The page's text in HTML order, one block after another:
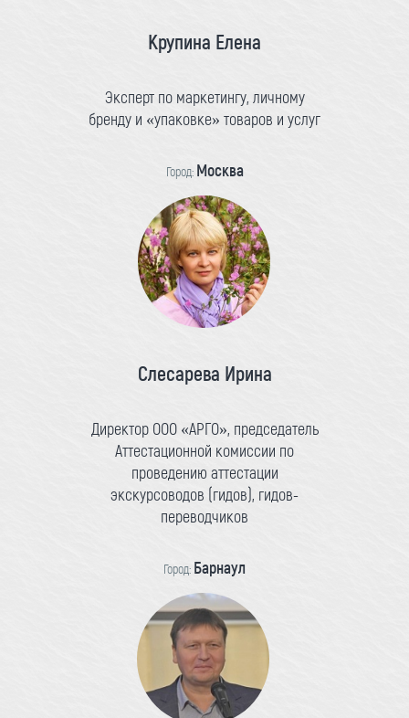
Крупина Елена
Эксперт по маркетингу, личному
бренду и «упаковке» товаров и услуг
Город: Москва
Слесарева Ирина
Директор ООО «АРГО», председатель
Аттестационной комиссии по
проведению аттестации
экскурсоводов (гидов), гидов-
переводчиков
Город: Барнаул